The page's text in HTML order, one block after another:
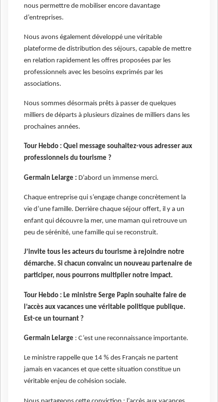
nous permettre de mobiliser encore davantage
d’entreprises.
Nous avons également développé une véritable
plateforme de distribution des séjours, capable de mettre
en relation rapidement les offres proposées par les
professionnels avec les besoins exprimés par les
associations.
Nous sommes désormais prêts à passer de quelques
milliers de départs à plusieurs dizaines de milliers dans les
prochaines années.
Tour Hebdo : Quel message souhaitez-vous adresser aux
professionnels du tourisme ?
Germain Lelarge : D’abord un immense merci.
Chaque entreprise qui s’engage change concrètement la
vie d’une famille. Derrière chaque séjour offert, il y a un
enfant qui découvre la mer, une maman qui retrouve un
peu de sérénité, une famille qui se reconstruit.
J’invite tous les acteurs du tourisme à rejoindre notre
démarche. Si chacun convainc un nouveau partenaire de
participer, nous pourrons multiplier notre impact.
Tour Hebdo : Le ministre Serge Papin souhaite faire de
l’accès aux vacances une véritable politique publique.
Est-ce un tournant ?
Germain Lelarge : C’est une reconnaissance importante.
Le ministre rappelle que 14 % des Français ne partent
jamais en vacances et que cette situation constitue un
véritable enjeu de cohésion sociale.